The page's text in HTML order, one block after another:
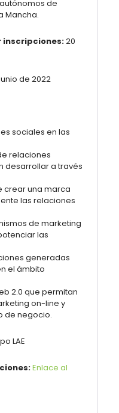
de
Mancha.
inscripciones:20
de 2022
sociales en las
relaciones
desarrollar a través
crear una marca
las relaciones
de marketing
las
generadas
el ámbito
2.0 que permitan
on-line y
de negocio.
LAE
Enlace al